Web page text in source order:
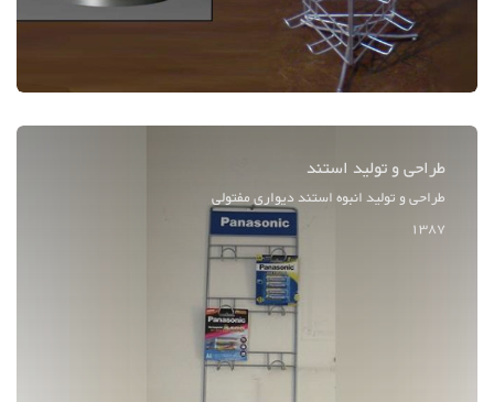
طراحی و تولید استند
طراحی و تولید انبوه استند دیواری مفتولی
1387